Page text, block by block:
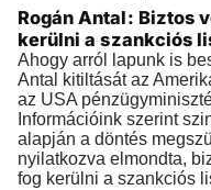
Rogán Antal: Biztos
kerülni a szankciós
Ahogy arról lapunk is
Antal kitiltását az
az USA
Információink szerint
alapján a döntés
nyilatkozva elmondta,
fog kerülni a szankciós